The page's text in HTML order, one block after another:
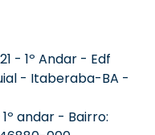
- 1º Andar - Edf
- Itaberaba-BA -
andar - Bairro: